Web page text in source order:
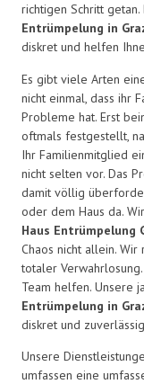
richtigen Schritt
Entrümpelung in
diskret und helfen
Es gibt viele Arten
nicht einmal, dass ihr
Probleme hat. Erst
oftmals festgestellt,
Ihr Familienmitglied
nicht selten vor. Das
damit völlig
oder dem Haus da.
Haus Entrümpelung
Chaos nicht allein. Wir
totaler
Team helfen. Unsere
Entrümpelung in
diskret und
Unsere
umfassen eine